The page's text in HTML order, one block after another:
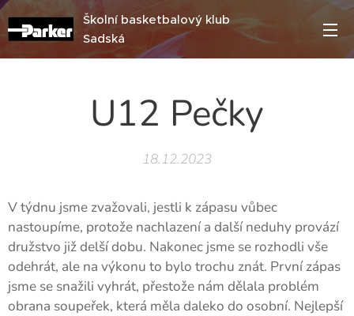
Školní basketbalový klub
Sadská
U12 Pečky
18.12.2023
V týdnu jsme zvažovali, jestli k zápasu vůbec
nastoupíme, protože nachlazení a další neduhy provází
družstvo již delší dobu. Nakonec jsme se rozhodli vše
odehrát, ale na výkonu to bylo trochu znát. První zápas
jsme se snažili vyhrát, přestože nám dělala problém
obrana soupeřek, která měla daleko do osobní. Nejlepší